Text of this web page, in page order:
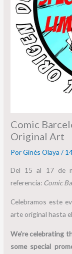
Comic
Original Art
PorGinés Olaya/
Del 15 al 17 de
referencia: Comic
Celebramos este
arte original hasta
We’re celebrating
some special